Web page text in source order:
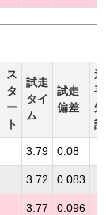
ス
タ
ー
ト
試走
タイ
ム
試走
偏差
選
手
短
評
3.79 0.08
3.72 0.083
3.77 0.096